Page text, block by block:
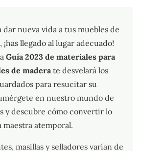
dar nueva vida a tus muebles de
llegado al lugar adecuado!
Guía 2023 de materiales para
de maderate desvelará los
para resucitar su
en nuestro mundo de
y descubre cómo convertir lo
maestra atemporal.
masillas y selladores varían de